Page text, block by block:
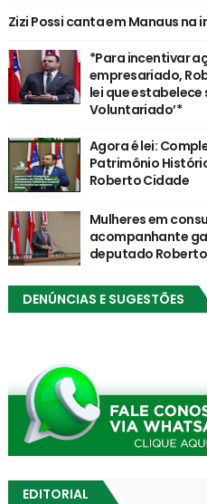
Zizi Possi canta em Manaus na
*Para incentivar
empresariado,
lei que estabelece
Voluntariado’*
Agora é lei:
Patrimônio
Roberto Cidade
Mulheres em
acompanhante
deputado
DENÚNCIAS E SUGESTÕES
EDITORIAL